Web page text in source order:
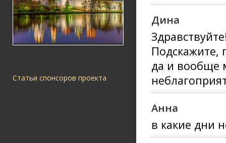
Статьи спонсоров проекта
Дина
Подскажите,
да и вообще
Анна
в какие дни